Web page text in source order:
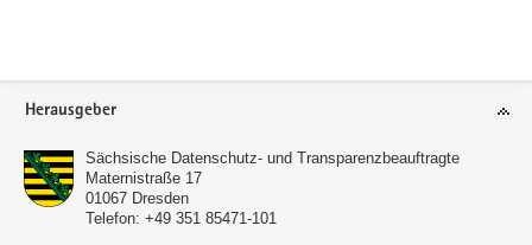
Footer-
Herausgeber
Sächsische Datenschutz- und Transparenzbeauftragte
Maternistraße 17
01067 Dresden
Telefon: +49 351 85471-101